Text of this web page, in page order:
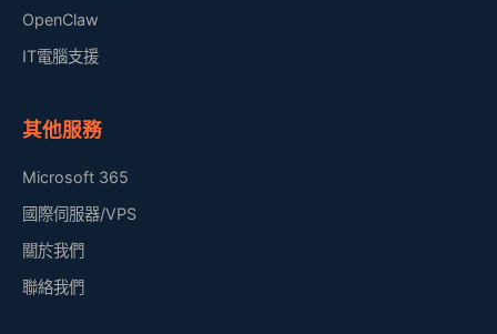
OpenClaw
IT電腦支援
其他服務
Microsoft 365
國際伺服器/VPS
關於我們
聯絡我們